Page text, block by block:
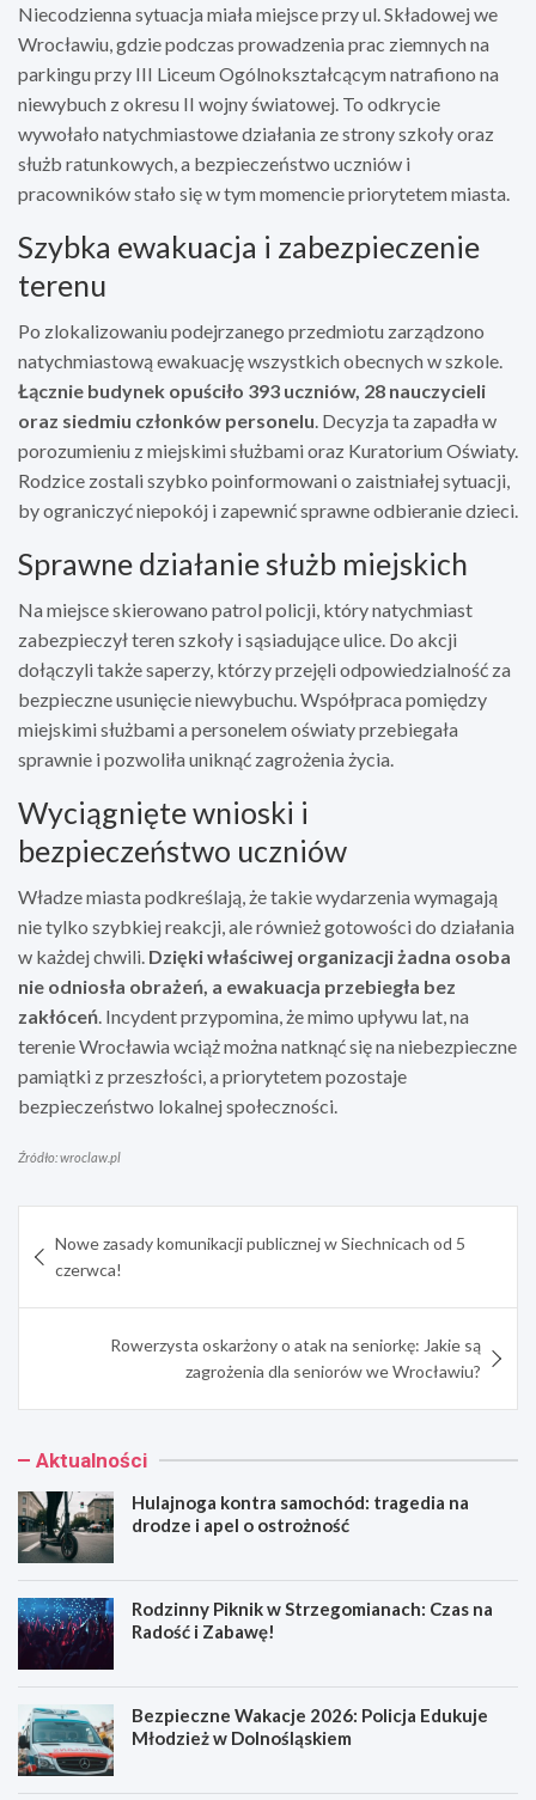
Niecodzienna sytuacja miała miejsce przy ul. Składowej we
Wrocławiu, gdzie podczas prowadzenia prac ziemnych na
parkingu przy III Liceum Ogólnokształcącym natrafiono na
niewybuch z okresu II wojny światowej. To odkrycie
wywołało natychmiastowe działania ze strony szkoły oraz
służb ratunkowych, a bezpieczeństwo uczniów i
pracowników stało się w tym momencie priorytetem miasta.
Szybka ewakuacja i zabezpieczenie
terenu
Po zlokalizowaniu podejrzanego przedmiotu zarządzono
natychmiastową ewakuację wszystkich obecnych w szkole.
Łącznie budynek opuściło 393 uczniów, 28 nauczycieli
oraz siedmiu członków personelu. Decyzja ta zapadła w
porozumieniu z miejskimi służbami oraz Kuratorium Oświaty.
Rodzice zostali szybko poinformowani o zaistniałej sytuacji,
by ograniczyć niepokój i zapewnić sprawne odbieranie dzieci.
Sprawne działanie służb miejskich
Na miejsce skierowano patrol policji, który natychmiast
zabezpieczył teren szkoły i sąsiadujące ulice. Do akcji
dołączyli także saperzy, którzy przejęli odpowiedzialność za
bezpieczne usunięcie niewybuchu. Współpraca pomiędzy
miejskimi służbami a personelem oświaty przebiegała
sprawnie i pozwoliła uniknąć zagrożenia życia.
Wyciągnięte wnioski i
bezpieczeństwo uczniów
Władze miasta podkreślają, że takie wydarzenia wymagają
nie tylko szybkiej reakcji, ale również gotowości do działania
w każdej chwili. Dzięki właściwej organizacji żadna osoba
nie odniosła obrażeń, a ewakuacja przebiegła bez
zakłóceń. Incydent przypomina, że mimo upływu lat, na
terenie Wrocławia wciąż można natknąć się na niebezpieczne
pamiątki z przeszłości, a priorytetem pozostaje
bezpieczeństwo lokalnej społeczności.
Źródło: wroclaw.pl
wpisu
Nowe zasady komunikacji publicznej w Siechnicach od 5
czerwca!
Rowerzysta oskarżony o atak na seniorkę: Jakie są
zagrożenia dla seniorów we Wrocławiu?
Aktualności
Hulajnoga kontra samochód: tragedia na
drodze i apel o ostrożność
Rodzinny Piknik w Strzegomianach: Czas na
Radość i Zabawę!
Bezpieczne Wakacje 2026: Policja Edukuje
Młodzież w Dolnośląskiem